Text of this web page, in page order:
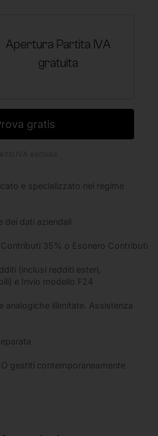
Apertura Partita IVA
gratuita
gratis
e specializzato nel regime
dei dati aziendali
35% o Esonero Contributi
(inclusi redditi esteri,
e Invio modello F24
analogiche illimitate. Assistenza
gestiti contemporaneamente